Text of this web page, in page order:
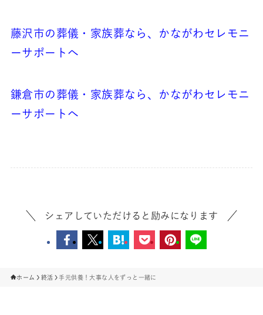
藤沢市の葬儀・家族葬なら、かながわセレモニ
ーサポートへ
鎌倉市の葬儀・家族葬なら、かながわセレモニ
ーサポートへ
シェアしていただけると励みになります
ホーム 終活 手元供養！大事な人をずっと一緒に